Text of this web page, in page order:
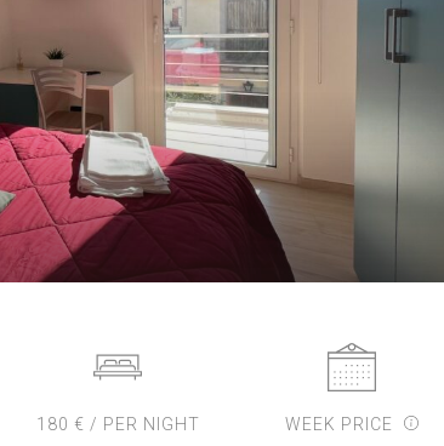
180 € / PER NIGHT WEEK PRICE